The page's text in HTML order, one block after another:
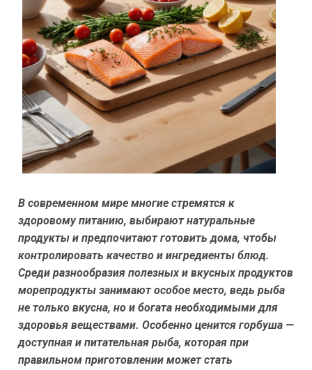
В современном мире многие стремятся к
здоровому питанию, выбирают натуральные
продукты и предпочитают готовить дома, чтобы
контролировать качество и ингредиенты блюд.
Среди разнообразия полезных и вкусных продуктов
морепродукты занимают особое место, ведь рыба
не только вкусна, но и богата необходимыми для
здоровья веществами. Особенно ценится горбуша —
доступная и питательная рыба, которая при
правильном приготовлении может стать